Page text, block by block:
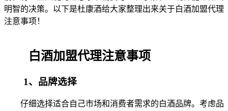
明智的决策。以下是杜康酒给大家整理出来关于白酒加盟代理
注意事项！
白酒加盟代理注意事项
1、品牌选择
仔细选择适合自己市场和消费者需求的白酒品牌。考虑品